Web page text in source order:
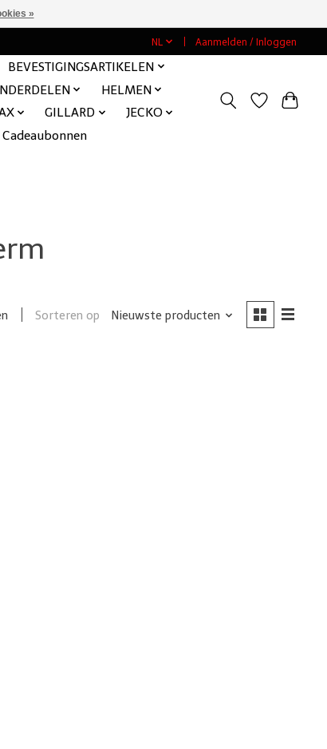
NL Aanmelden / Inloggen
BEVESTIGINGSARTIKELEN
HELMEN
GILLARD
JECKO
Cadeaubonnen
Sorteren op Nieuwste producten
»